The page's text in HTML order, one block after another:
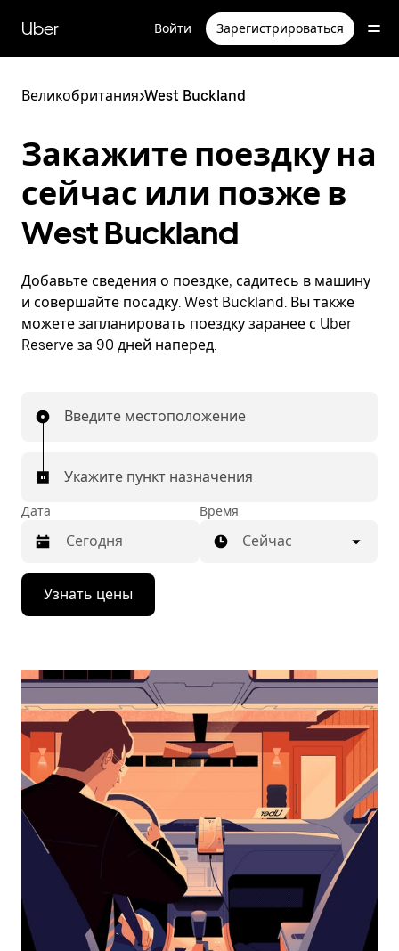
перейти
к
содержимому
Uber Войти Зарегистрироваться
Великобритания>West Buckland
Закажите поездку на
сейчас или позже в
West Buckland
Добавьте сведения о поездке, садитесь в машину
и совершайте посадку. West Buckland. Вы также
можете запланировать поездку заранее с Uber
Reserve за 90 дней наперед.
Введите местоположение
Укажите пункт назначения
Дата
Нажмите
стрелку
вниз,
календарю
выбрать
дату.
Чтобы
закрыть
календарь,
нажмите
Esc.
Время
Сейчас
Узнать цены